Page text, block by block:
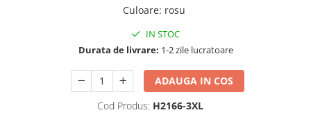
Combinezoane de lucru
impermeabile
Costume de ploaie impermeabile
Jachete / Bluze salopeta
Culoare: rosu
IN STOC
Durata de livrare: 1-2 zile lucratoare
ADAUGA IN COS
Cod Produs: H2166-3XL